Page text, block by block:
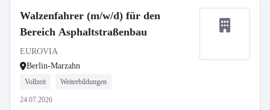
Walzenfahrer (m/w/d) für den
Bereich Asphaltstraßenbau
EUROVIA
Berlin-Marzahn
Vollzeit Weiterbildungen
24.07.2026